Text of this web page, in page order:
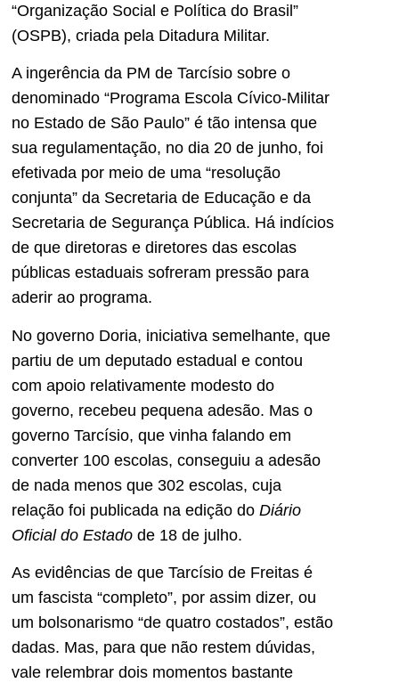
“Organização Social e Política do Brasil”
(OSPB), criada pela Ditadura Militar.
A ingerência da PM de Tarcísio sobre o
denominado “Programa Escola Cívico-Militar
no Estado de São Paulo” é tão intensa que
sua regulamentação, no dia 20 de junho, foi
efetivada por meio de uma “resolução
conjunta” da Secretaria de Educação e da
Secretaria de Segurança Pública. Há indícios
de que diretoras e diretores das escolas
públicas estaduais sofreram pressão para
aderir ao programa.
No governo Doria, iniciativa semelhante, que
partiu de um deputado estadual e contou
com apoio relativamente modesto do
governo, recebeu pequena adesão. Mas o
governo Tarcísio, que vinha falando em
converter 100 escolas, conseguiu a adesão
de nada menos que 302 escolas, cuja
relação foi publicada na edição do Diário
Oficial do Estado de 18 de julho.
As evidências de que Tarcísio de Freitas é
um fascista “completo”, por assim dizer, ou
um bolsonarismo “de quatro costados”, estão
dadas. Mas, para que não restem dúvidas,
vale relembrar dois momentos bastante